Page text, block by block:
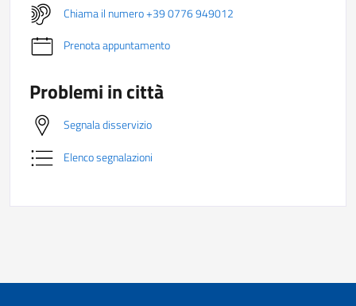
Chiama il numero +39 0776 949012
Prenota appuntamento
Problemi in città
Segnala disservizio
Elenco segnalazioni